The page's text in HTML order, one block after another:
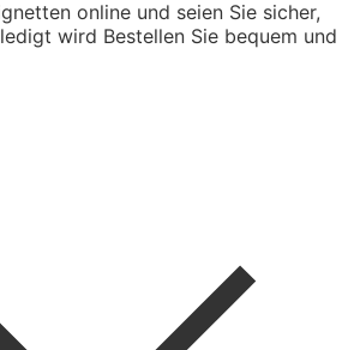
online und seien Sie sicher,
wird Bestellen Sie bequem und